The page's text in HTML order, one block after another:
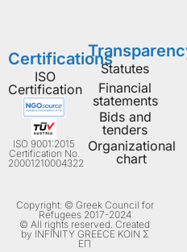
Certifications
ISO
Certification
ISO 9001:2015
Certification No.
20001210004322
Statutes
Financial
statements
Bids and
tenders
Organizational
chart
Copyright: © Greek Council for
Refugees 2017-2024
© All rights reserved. Created
by INFINITY GREECE ΚΟΙΝ Σ
ΕΠ